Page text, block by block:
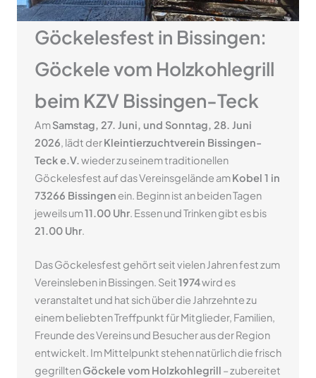
Göckelesfest in Bissingen:
Göckele vom Holzkohlegrill
beim KZV Bissingen-Teck
AmSamstag, 27. Juni, und Sonntag, 28. Juni
2026, lädt derKleintierzuchtverein Bissingen-
Teck e.V.wieder zu seinem traditionellen
Göckelesfest auf das Vereinsgelände amKobel 1 in
73266 Bissingen ein. Beginn ist an beiden Tagen
jeweils um11.00 Uhr. Essen und Trinken gibt es bis
21.00 Uhr.
Das Göckelesfest gehört seit vielen Jahren fest zum
Vereinsleben in Bissingen. Seit1974wird es
veranstaltet und hat sich über die Jahrzehnte zu
einem beliebten Treffpunkt für Mitglieder, Familien,
Freunde des Vereins und Besucher aus der Region
entwickelt. Im Mittelpunkt stehen natürlich die frisch
gegrilltenGöckele vom Holzkohlegrill – zubereitet